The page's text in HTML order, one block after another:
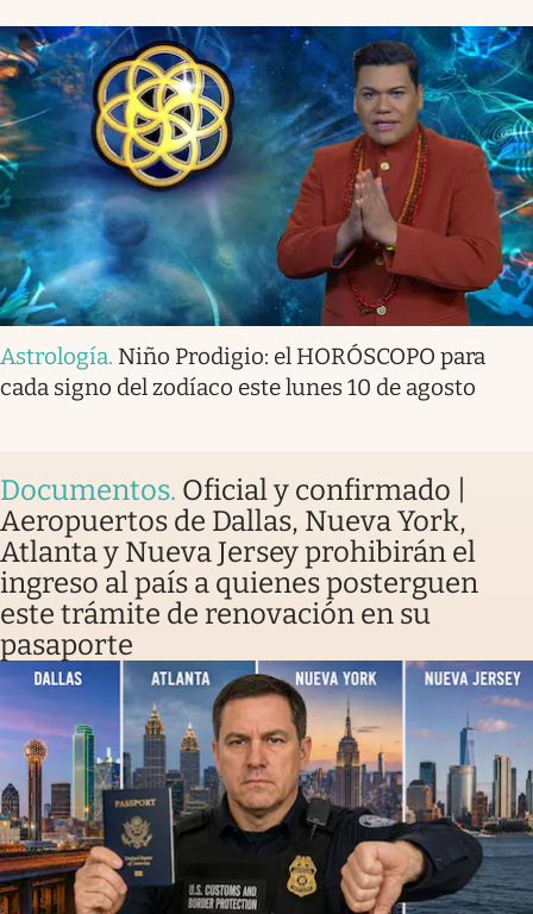
Astrología. Niño Prodigio: el HORÓSCOPO para
cada signo del zodíaco este lunes 10 de agosto
Documentos. Oficial y confirmado |
Aeropuertos de Dallas, Nueva York,
Atlanta y Nueva Jersey prohibirán el
ingreso al país a quienes posterguen
este trámite de renovación en su
pasaporte